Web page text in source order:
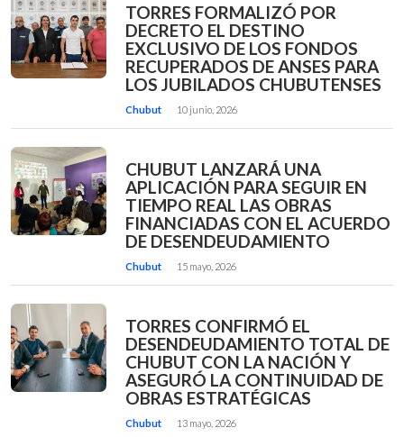
TORRES FORMALIZÓ POR
DECRETO EL DESTINO
EXCLUSIVO DE LOS FONDOS
RECUPERADOS DE ANSES PARA
LOS JUBILADOS CHUBUTENSES
Chubut 10 junio, 2026
CHUBUT LANZARÁ UNA
APLICACIÓN PARA SEGUIR EN
TIEMPO REAL LAS OBRAS
FINANCIADAS CON EL ACUERDO
DE DESENDEUDAMIENTO
Chubut 15 mayo, 2026
TORRES CONFIRMÓ EL
DESENDEUDAMIENTO TOTAL DE
CHUBUT CON LA NACIÓN Y
ASEGURÓ LA CONTINUIDAD DE
OBRAS ESTRATÉGICAS
Chubut 13 mayo, 2026